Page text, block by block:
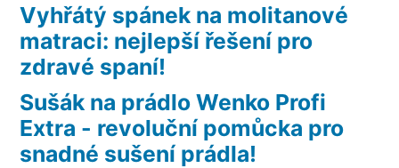
Vyhřátý spánek na molitanové
matraci: nejlepší řešení pro
zdravé spaní!
Sušák na prádlo Wenko Profi
Extra - revoluční pomůcka pro
snadné sušení prádla!